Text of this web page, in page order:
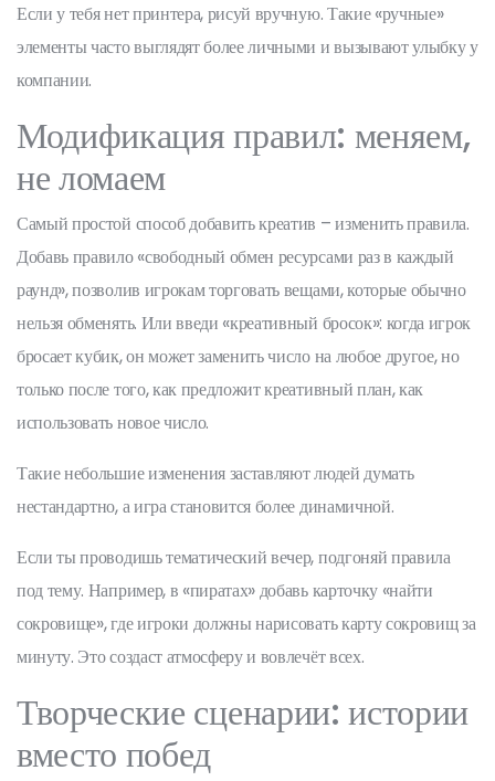
Если у тебя нет принтера, рисуй вручную. Такие «ручные»
элементы часто выглядят более личными и вызывают улыбку у
компании.
Модификация правил: меняем,
не ломаем
Самый простой способ добавить креатив – изменить правила.
Добавь правило «свободный обмен ресурсами раз в каждый
раунд», позволив игрокам торговать вещами, которые обычно
нельзя обменять. Или введи «креативный бросок»: когда игрок
бросает кубик, он может заменить число на любое другое, но
только после того, как предложит креативный план, как
использовать новое число.
Такие небольшие изменения заставляют людей думать
нестандартно, а игра становится более динамичной.
Если ты проводишь тематический вечер, подгоняй правила
под тему. Например, в «пиратах» добавь карточку «найти
сокровище», где игроки должны нарисовать карту сокровищ за
минуту. Это создаст атмосферу и вовлечёт всех.
Творческие сценарии: истории
вместо побед